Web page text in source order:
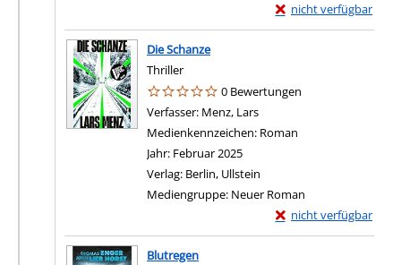
nicht verfügbar
Exemplar-Details von
Die Schanze
Thriller
0 Bewertungen
Verfasser: Menz, Lars
Medienkennzeichen: Roman
Jahr: Februar 2025
Verlag: Berlin, Ullstein
Mediengruppe: Neuer Roman
nicht verfügbar
Exemplar-Details von
Blutregen